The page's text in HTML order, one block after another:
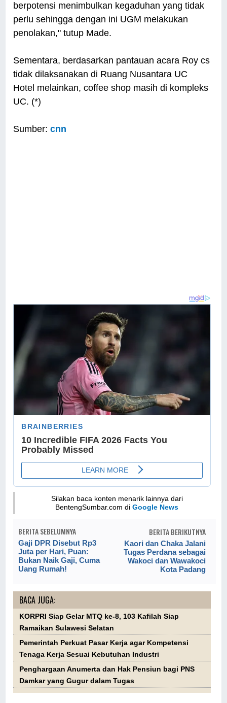
berpotensi menimbulkan kegaduhan yang tidak
perlu sehingga dengan ini UGM melakukan
penolakan," tutup Made.
Sementara, berdasarkan pantauan acara Roy cs
tidak dilaksanakan di Ruang Nusantara UC
Hotel melainkan, coffee shop masih di kompleks
UC. (*)
Sumber:cnn
Silakan baca konten menarik lainnya dari
BentengSumbar.com diGoogle News
BERITA SEBELUMNYA
Gaji DPR Disebut Rp3
Juta per Hari, Puan:
Bukan Naik Gaji, Cuma
Uang Rumah!
BERITA BERIKUTNYA
Kaori dan Chaka Jalani
Tugas Perdana sebagai
Wakoci dan Wawakoci
Kota Padang
BACA JUGA:
KORPRI Siap Gelar MTQ ke-8, 103 Kafilah Siap
Ramaikan Sulawesi Selatan
Pemerintah Perkuat Pasar Kerja agar Kompetensi
Tenaga Kerja Sesuai Kebutuhan Industri
Penghargaan Anumerta dan Hak Pensiun bagi PNS
Damkar yang Gugur dalam Tugas